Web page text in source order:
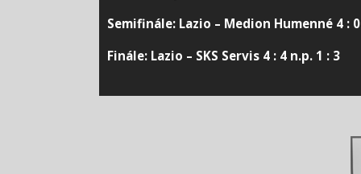
Semifinále: Lazio – Medion Humenné 4 : 0
Finále: Lazio – SKS Servis 4 : 4 n.p. 1 : 3